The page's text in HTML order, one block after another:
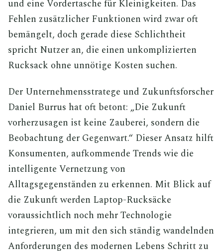
und eine Vordertasche für Kleinigkeiten. Das
Fehlen zusätzlicher Funktionen wird zwar oft
bemängelt, doch gerade diese Schlichtheit
spricht Nutzer an, die einen unkomplizierten
Rucksack ohne unnötige Kosten suchen.
Der Unternehmensstratege und Zukunftsforscher
Daniel Burrus hat oft betont: „Die Zukunft
vorherzusagen ist keine Zauberei, sondern die
Beobachtung der Gegenwart.“ Dieser Ansatz hilft
Konsumenten, aufkommende Trends wie die
intelligente Vernetzung von
Alltagsgegenständen zu erkennen. Mit Blick auf
die Zukunft werden Laptop-Rucksäcke
voraussichtlich noch mehr Technologie
integrieren, um mit den sich ständig wandelnden
Anforderungen des modernen Lebens Schritt zu